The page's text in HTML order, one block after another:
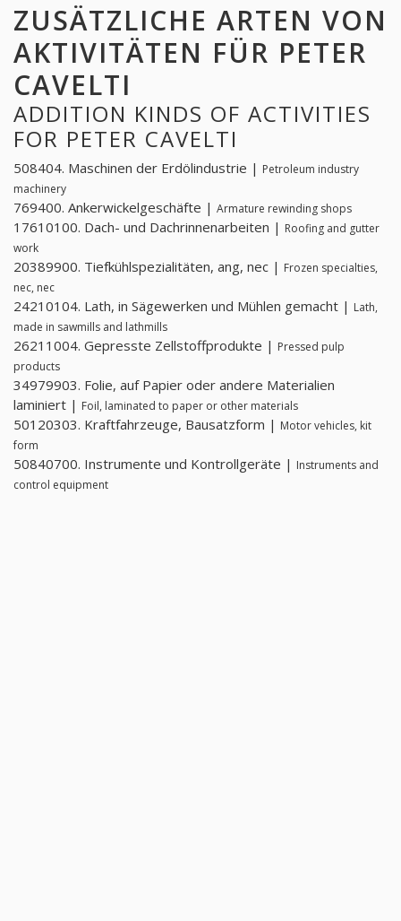
ZUSÄTZLICHE ARTEN VON
AKTIVITÄTEN FÜR PETER
CAVELTI
ADDITION KINDS OF ACTIVITIES
FOR PETER CAVELTI
508404. Maschinen der Erdölindustrie | Petroleum industry
machinery
769400. Ankerwickelgeschäfte | Armature rewinding shops
17610100. Dach- und Dachrinnenarbeiten | Roofing and gutter
work
20389900. Tiefkühlspezialitäten, ang, nec | Frozen specialties,
nec, nec
24210104. Lath, in Sägewerken und Mühlen gemacht | Lath,
made in sawmills and lathmills
26211004. Gepresste Zellstoffprodukte | Pressed pulp
products
34979903. Folie, auf Papier oder andere Materialien
laminiert | Foil, laminated to paper or other materials
50120303. Kraftfahrzeuge, Bausatzform | Motor vehicles, kit
form
50840700. Instrumente und Kontrollgeräte | Instruments and
control equipment